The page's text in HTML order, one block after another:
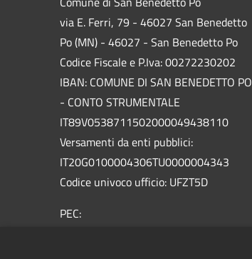
via E. Ferri, 79 - 46027 San Benedetto
Po (MN) - 46027 - San Benedetto Po
Codice Fiscale e P.Iva: 00272230202
IBAN: COMUNE DI SAN BENEDETTO PO
- CONTO STRUMENTALE
IT89V0538711502000049438110
Versamenti da enti pubblici:
IT20G0100004306TU0000004343
Codice univoco ufficio: UFZT5D
PEC: